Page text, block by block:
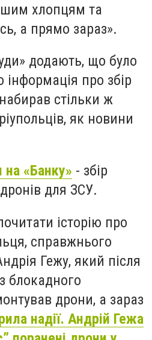
хлопцям та
а прямо зараз».
додають, що було
про збір
стільки ж
як новини
на «Банку» - збір
для ЗСУ.
історію про
справжнього
Гежу, який після
блокадного
дрони, а зараз
надії. Андрій Гежа